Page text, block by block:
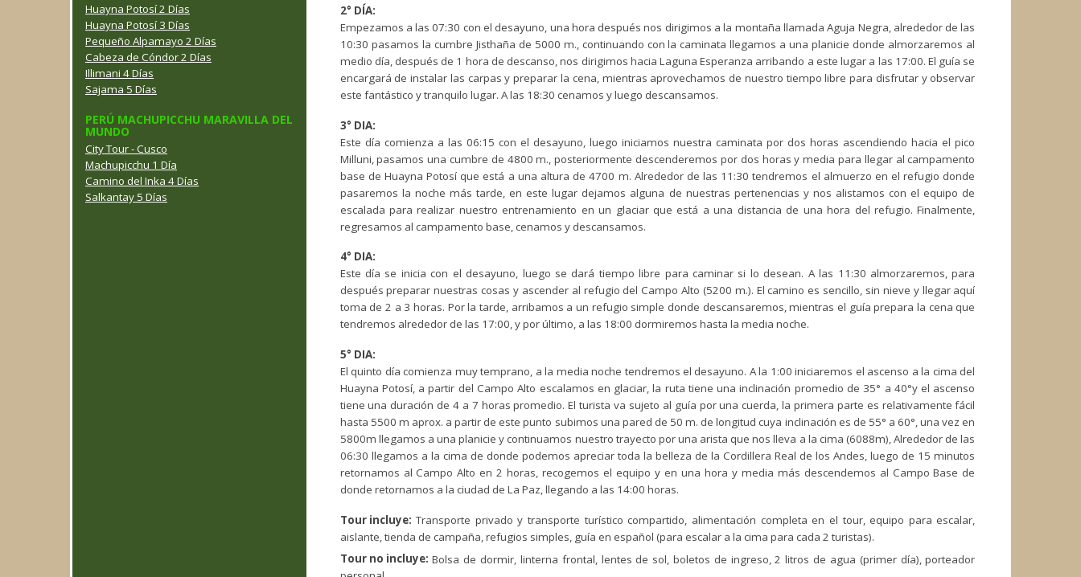
Huayna Potosí 2 Días
Huayna Potosí 3 Días
Pequeño Alpamayo 2 Días
Cabeza de Cóndor 2 Días
Illimani 4 Días
Sajama 5 Días
PERÚ MACHUPICCHU MARAVILLA DEL
MUNDO
City Tour - Cusco
Machupicchu 1 Día
Camino del Inka 4 Días
Salkantay 5 Días
2° DÍA:
Empezamos a las 07:30 con el desayuno, una hora después nos dirigimos a la montaña llamada Aguja Negra, alrededor de las
10:30 pasamos la cumbre Jisthaña de 5000 m., continuando con la caminata llegamos a una planicie donde almorzaremos al
medio día, después de 1 hora de descanso, nos dirigimos hacia Laguna Esperanza arribando a este lugar a las 17:00. El guía se
encargará de instalar las carpas y preparar la cena, mientras aprovechamos de nuestro tiempo libre para disfrutar y observar
este fantástico y tranquilo lugar. A las 18:30 cenamos y luego descansamos.
3° DIA:
Este día comienza a las 06:15 con el desayuno, luego iniciamos nuestra caminata por dos horas ascendiendo hacia el pico
Milluni, pasamos una cumbre de 4800 m., posteriormente descenderemos por dos horas y media para llegar al campamento
base de Huayna Potosí que está a una altura de 4700 m. Alrededor de las 11:30 tendremos el almuerzo en el refugio donde
pasaremos la noche más tarde, en este lugar dejamos alguna de nuestras pertenencias y nos alistamos con el equipo de
escalada para realizar nuestro entrenamiento en un glaciar que está a una distancia de una hora del refugio. Finalmente,
regresamos al campamento base, cenamos y descansamos.
4° DIA:
Este día se inicia con el desayuno, luego se dará tiempo libre para caminar si lo desean. A las 11:30 almorzaremos, para
después preparar nuestras cosas y ascender al refugio del Campo Alto (5200 m.). El camino es sencillo, sin nieve y llegar aquí
toma de 2 a 3 horas. Por la tarde, arribamos a un refugio simple donde descansaremos, mientras el guía prepara la cena que
tendremos alrededor de las 17:00, y por último, a las 18:00 dormiremos hasta la media noche.
5° DIA:
El quinto día comienza muy temprano, a la media noche tendremos el desayuno. A la 1:00 iniciaremos el ascenso a la cima del
Huayna Potosí, a partir del Campo Alto escalamos en glaciar, la ruta tiene una inclinación promedio de 35° a 40°y el ascenso
tiene una duración de 4 a 7 horas promedio. El turista va sujeto al guía por una cuerda, la primera parte es relativamente fácil
hasta 5500 m aprox. a partir de este punto subimos una pared de 50 m. de longitud cuya inclinación es de 55° a 60°, una vez en
5800m llegamos a una planicie y continuamos nuestro trayecto por una arista que nos lleva a la cima (6088m), Alrededor de las
06:30 llegamos a la cima de donde podemos apreciar toda la belleza de la Cordillera Real de los Andes, luego de 15 minutos
retornamos al Campo Alto en 2 horas, recogemos el equipo y en una hora y media más descendemos al Campo Base de
donde retornamos a la ciudad de La Paz, llegando a las 14:00 horas.
Tour incluye: Transporte privado y transporte turístico compartido, alimentación completa en el tour, equipo para escalar,
aislante, tienda de campaña, refugios simples, guía en español (para escalar a la cima para cada 2 turistas).
Tour no incluye: Bolsa de dormir, linterna frontal, lentes de sol, boletos de ingreso, 2 litros de agua (primer día), porteador